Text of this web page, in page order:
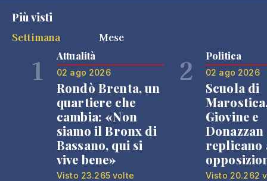
Più visti
Settimana
Mese
1 Attualità
02 ago 2026
Rondò Brenta, un
quartiere che
cambia: «Non
siamo il Bronx di
Bassano, qui si
vive bene»
Visto 23.265 volte
2 Politica
02 ago 2026
Scuola di
Giovine e
Donazzan
replicano
Visto 20.262